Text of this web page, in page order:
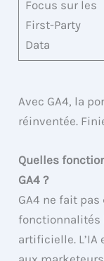
Focus sur les
First-Party
Data
Avec GA4, la
réinventée.
Quelles
GA4 ?
GA4 ne fait
fonctionnalités
artificielle.